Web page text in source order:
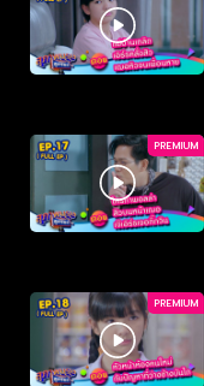
PREMIUM
PREMIUM